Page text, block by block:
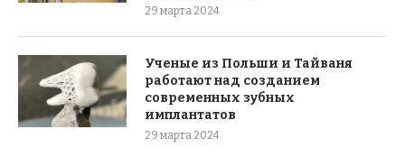
29 марта 2024
Ученые из Польши и Тайваня
работают над созданием
современных зубных
имплантатов
29 марта 2024